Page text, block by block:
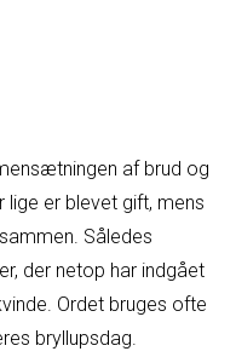
af brud og
lige er blevet gift, mens
Således
der netop har indgået
Ordet bruges ofte
bryllupsdag.